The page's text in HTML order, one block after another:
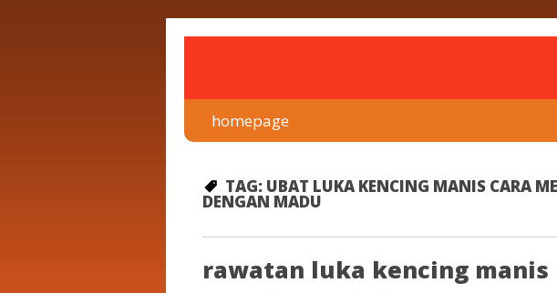
homepage
TAG: UBAT LUKA KENCING MANIS CARA
DENGAN MADU
rawatan luka kencing manis